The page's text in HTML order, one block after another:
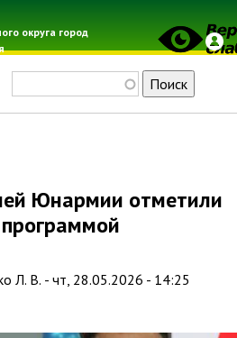
округа город
оборона
Л. В. - чт, 28.05.2026 - 14:25